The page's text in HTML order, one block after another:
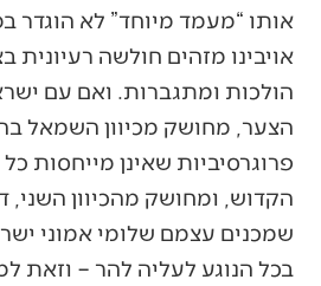
אותו “מעמד מיוחד” לא הוגדר
אויבינו מזהים חולשה רעיונית
הולכות ומתגברות. ואם עם
הצער, מחושק מכיוון השמאל
פרוגרסיביות שאינן מייחסות
הקדוש, ומחושק מהכיוון השני,
שמכנים עצמם שלומי אמוני
בכל הנוגע לעליה להר – וזאת